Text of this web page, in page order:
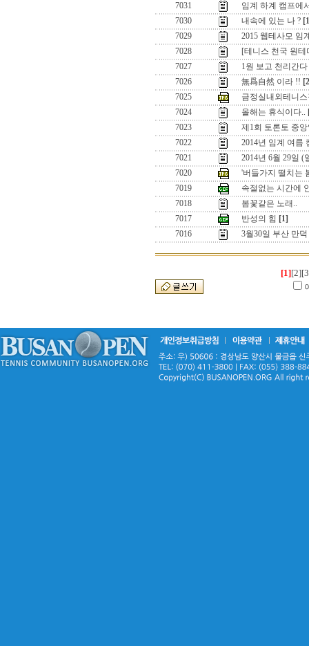
7031
임계 하계 캠프에
7030
내속에 있는 나 ?
7029
2015 웹테사모 임
7028
[테니스 천국 원
7027
1원 보고 천리간
7026
無爲自然 이라 !!
7025
금정실내외테니
7024
올해는 휴식이다..
7023
제1회 토론토 중
7022
2014년 임계 여름
7021
2014년 6월 29일
7020
'버들가지 떨치는
7019
속절없는 시간에
7018
봄꽃같은 노래..
7017
반성의 힘 [1]
7016
3월30일 부산 만
[1][2]